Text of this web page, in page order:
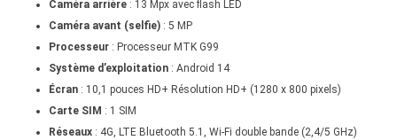
Caméra arrière : 13 Mpx avec flash LED
Caméra avant (selfie) : 5 MP
Processeur : Processeur MTK G99
Système d’exploitation : Android 14
Écran : 10,1 pouces HD+ Résolution HD+ (1280 x 800 pixels)
Carte SIM : 1 SIM
Réseaux : 4G, LTE Bluetooth 5.1, Wi-Fi double bande (2,4/5 GHz)